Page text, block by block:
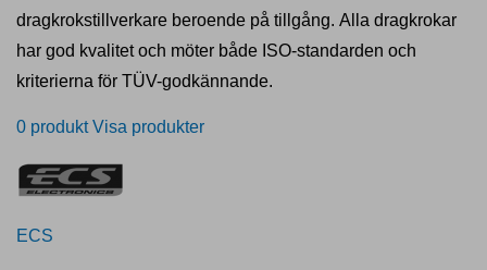
dragkrokstillverkare beroende på tillgång. Alla dragkrokar
har god kvalitet och möter både ISO-standarden och
kriterierna för TÜV-godkännande.
0 produkt Visa produkter
ECS